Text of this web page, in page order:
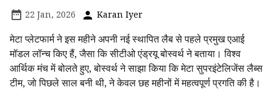
22 Jan, 2026 Karan Iyer
मेटा प्लेटफार्म ने इस महीने अपनी नई स्थापित लैब से पहले प्रमुख एआई
मॉडल लॉन्च किए हैं, जैसा कि सीटीओ एंड्रयू बोस्वर्थ ने बताया। विश्व
आर्थिक मंच में बोलते हुए, बोस्वर्थ ने साझा किया कि मेटा सुपरइंटेलिजेंस लैब्स
टीम, जो पिछले साल बनी थी, ने केवल छह महीनों में महत्वपूर्ण प्रगति की है।